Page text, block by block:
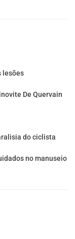
lesões
De Quervain
do ciclista
no manuseio